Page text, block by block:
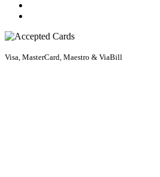
Visa, MasterCard, Maestro & ViaBill